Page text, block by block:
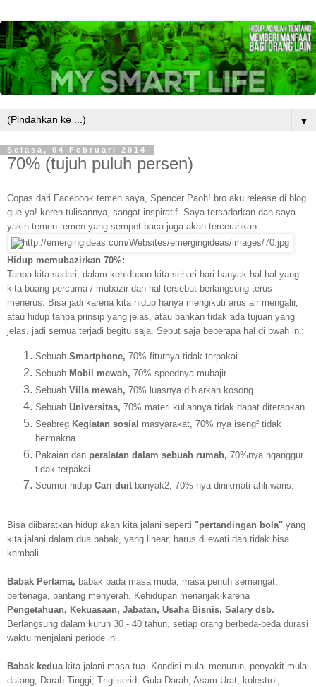
▼
Selasa, 04 Februari 2014
70% (tujuh puluh persen)
Copas dari Facebook temen saya, Spencer Paoh! bro aku release di blog
gue ya! keren tulisannya, sangat inspiratif. Saya tersadarkan dan saya
yakin temen-temen yang sempet baca juga akan tercerahkan.
Hidup memubazirkan 70%:
Tanpa kita sadari, dalam kehidupan kita sehari-hari banyak hal-hal yang
kita buang percuma / mubazir dan hal tersebut berlangsung terus-
menerus. Bisa jadi karena kita hidup hanya mengikuti arus air mengalir,
atau hidup tanpa prinsip yang jelas, atau bahkan tidak ada tujuan yang
jelas, jadi semua terjadi begitu saja. Sebut saja beberapa hal di bwah ini:
Sebuah Smartphone, 70% fiturnya tidak terpakai.
Sebuah Mobil mewah, 70% speednya mubajir.
Sebuah Villa mewah, 70% luasnya dibiarkan kosong.
Sebuah Universitas, 70% materi kuliahnya tidak dapat diterapkan.
Seabreg Kegiatan sosial masyarakat, 70% nya iseng² tidak
bermakna.
Pakaian dan peralatan dalam sebuah rumah, 70%nya nganggur
tidak terpakai.
Seumur hidup Cari duit banyak2, 70% nya dinikmati ahli waris.
Bisa diibaratkan hidup akan kita jalani seperti "pertandingan bola" yang
kita jalani dalam dua babak, yang linear, harus dilewati dan tidak bisa
kembali.
Babak Pertama, babak pada masa muda, masa penuh semangat,
bertenaga, pantang menyerah. Kehidupan menanjak karena
Pengetahuan, Kekuasaan, Jabatan, Usaha Bisnis, Salary dsb.
Berlangsung dalam kurun 30 - 40 tahun, setiap orang berbeda-beda durasi
waktu menjalani periode ini.
Babak kedua kita jalani masa tua. Kondisi mulai menurun, penyakit mulai
datang, Darah Tinggi, Trigliserid, Gula Darah, Asam Urat, kolestrol,